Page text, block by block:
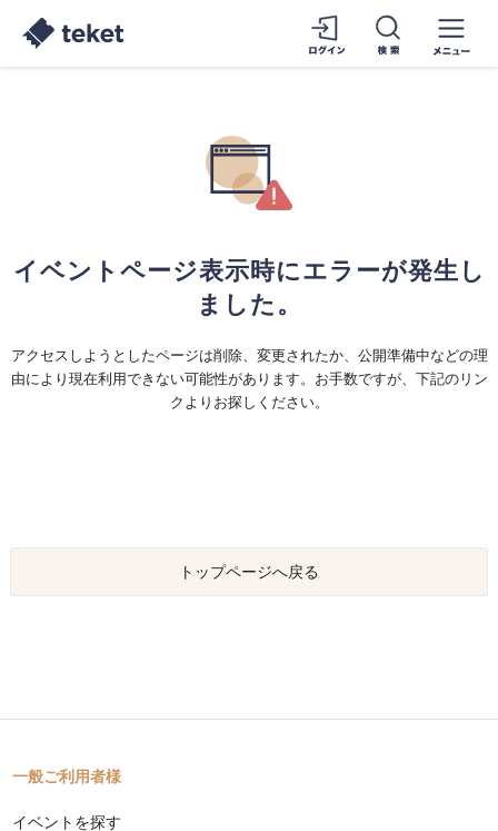
イベントページ表示時にエラーが発生し
ました。
アクセスしようとしたページは削除、変更されたか、公開準備中などの理
由により現在利用できない可能性があります。お手数ですが、下記のリン
クよりお探しください。
トップページへ戻る
一般ご利用者様
イベントを探す